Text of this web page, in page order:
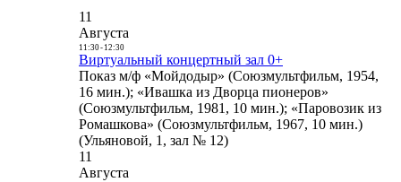
11
Августа
11:30- 12:30
Виртуальный концертный зал 0+
Показ м/ф «Мойдодыр» (Союзмультфильм, 1954,
16 мин.); «Ивашка из Дворца пионеров»
(Союзмультфильм, 1981, 10 мин.); «Паровозик из
Ромашкова» (Союзмультфильм, 1967, 10 мин.)
(Ульяновой, 1, зал № 12)
11
Августа